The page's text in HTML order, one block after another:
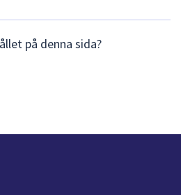
på denna sida?